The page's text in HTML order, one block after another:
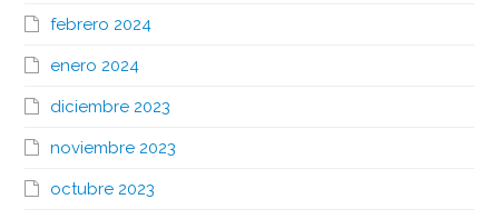
febrero 2024
enero 2024
diciembre 2023
noviembre 2023
octubre 2023